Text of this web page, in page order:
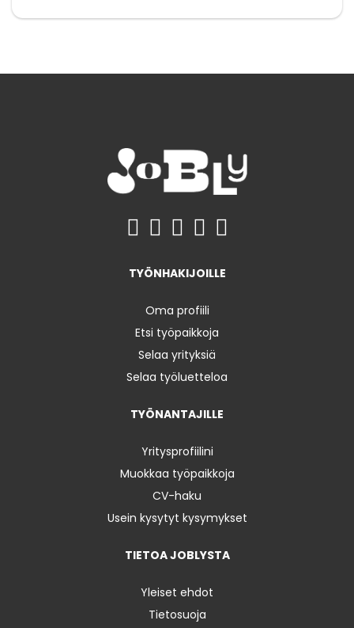
TYÖNHAKIJOILLE
Oma profiili
Etsi työpaikkoja
Selaa yrityksiä
Selaa työluetteloa
TYÖNANTAJILLE
Yritysprofiilini
Muokkaa työpaikkoja
CV-haku
Usein kysytyt kysymykset
TIETOA JOBLYSTA
Yleiset ehdot
Tietosuoja